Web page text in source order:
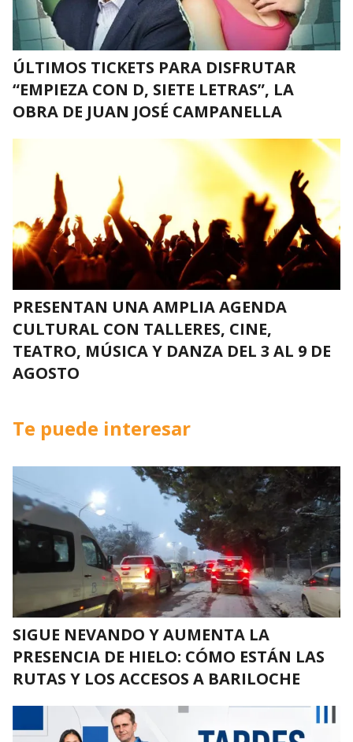
ÚLTIMOS TICKETS PARA DISFRUTAR
“EMPIEZA CON D, SIETE LETRAS”, LA
OBRA DE JUAN JOSÉ CAMPANELLA
PRESENTAN UNA AMPLIA AGENDA
CULTURAL CON TALLERES, CINE,
TEATRO, MÚSICA Y DANZA DEL 3 AL 9 DE
AGOSTO
Te puede interesar
SIGUE NEVANDO Y AUMENTA LA
PRESENCIA DE HIELO: CÓMO ESTÁN LAS
RUTAS Y LOS ACCESOS A BARILOCHE